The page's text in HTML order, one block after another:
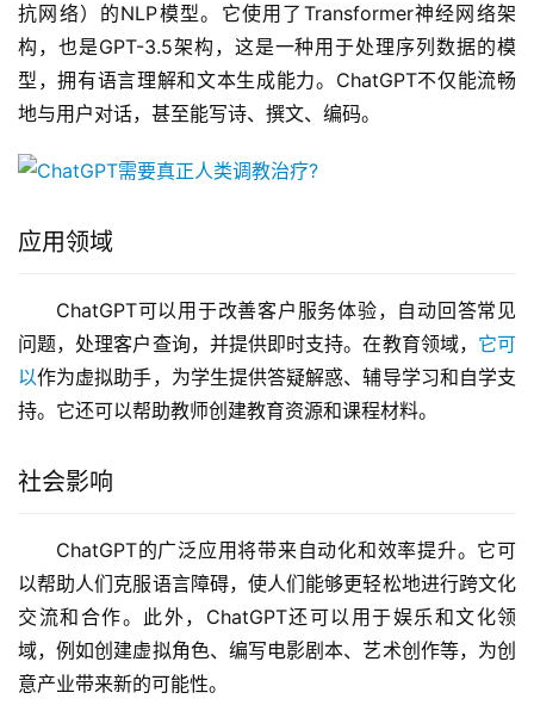
抗网络）的NLP模型。它使用了Transformer神经网络架
构，也是GPT-3.5架构，这是一种用于处理序列数据的模
型，拥有语言理解和文本生成能力。ChatGPT不仅能流畅
地与用户对话，甚至能写诗、撰文、编码。
应用领域
ChatGPT可以用于改善客户服务体验，自动回答常见
问题，处理客户查询，并提供即时支持。在教育领域， 它可
以作为虚拟助手，为学生提供答疑解惑、辅导学习和自学支
持。它还可以帮助教师创建教育资源和课程材料。
社会影响
ChatGPT的广泛应用将带来自动化和效率提升。它可
以帮助人们克服语言障碍，使人们能够更轻松地进行跨文化
交流和合作。此外，ChatGPT还可以用于娱乐和文化领
域，例如创建虚拟角色、编写电影剧本、艺术创作等，为创
意产业带来新的可能性。